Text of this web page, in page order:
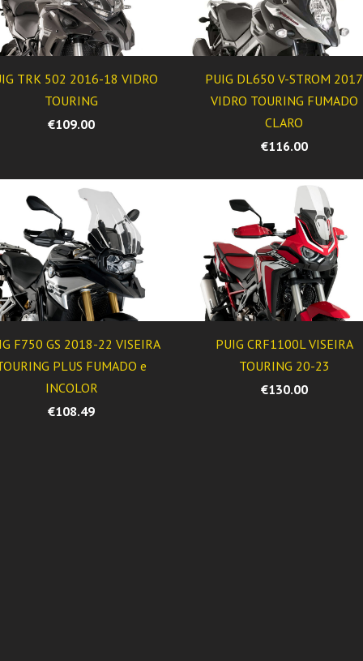
TRK 502 2016-18 VIDRO
TOURING
€109.00
PUIG DL650 V-STROM 2017
VIDRO TOURING FUMADO
CLARO
€116.00
F750 GS 2018-22 VISEIRA
PLUS FUMADO e
INCOLOR
€108.49
PUIG CRF1100L VISEIRA
TOURING 20-23
€130.00